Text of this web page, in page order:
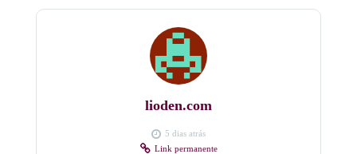
lioden.com
5 dias atrás
Link permanente